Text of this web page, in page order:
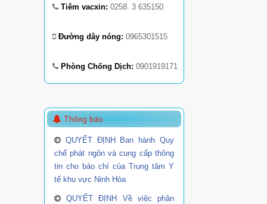
Tiêm vacxin: 0258. 3 635150
Đường dây nóng: 0965301515
Phòng Chống Dịch: 0901919171
Thông báo
QUYẾT ĐỊNH Ban hành Quy
chế phát ngôn và cung cấp thông
tin cho báo chí của Trung tâm Y
tế khu vực Ninh Hòa
QUYẾT ĐỊNH Về việc phân